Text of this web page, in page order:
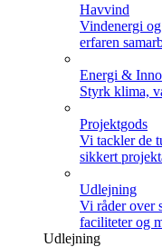
Havvind
Vindenergi
erfaren
Energi &
Styrk klima,
Projektgods
Vi tackler de
sikkert
Udlejning
Vi råder over
faciliteter og
Udlejning